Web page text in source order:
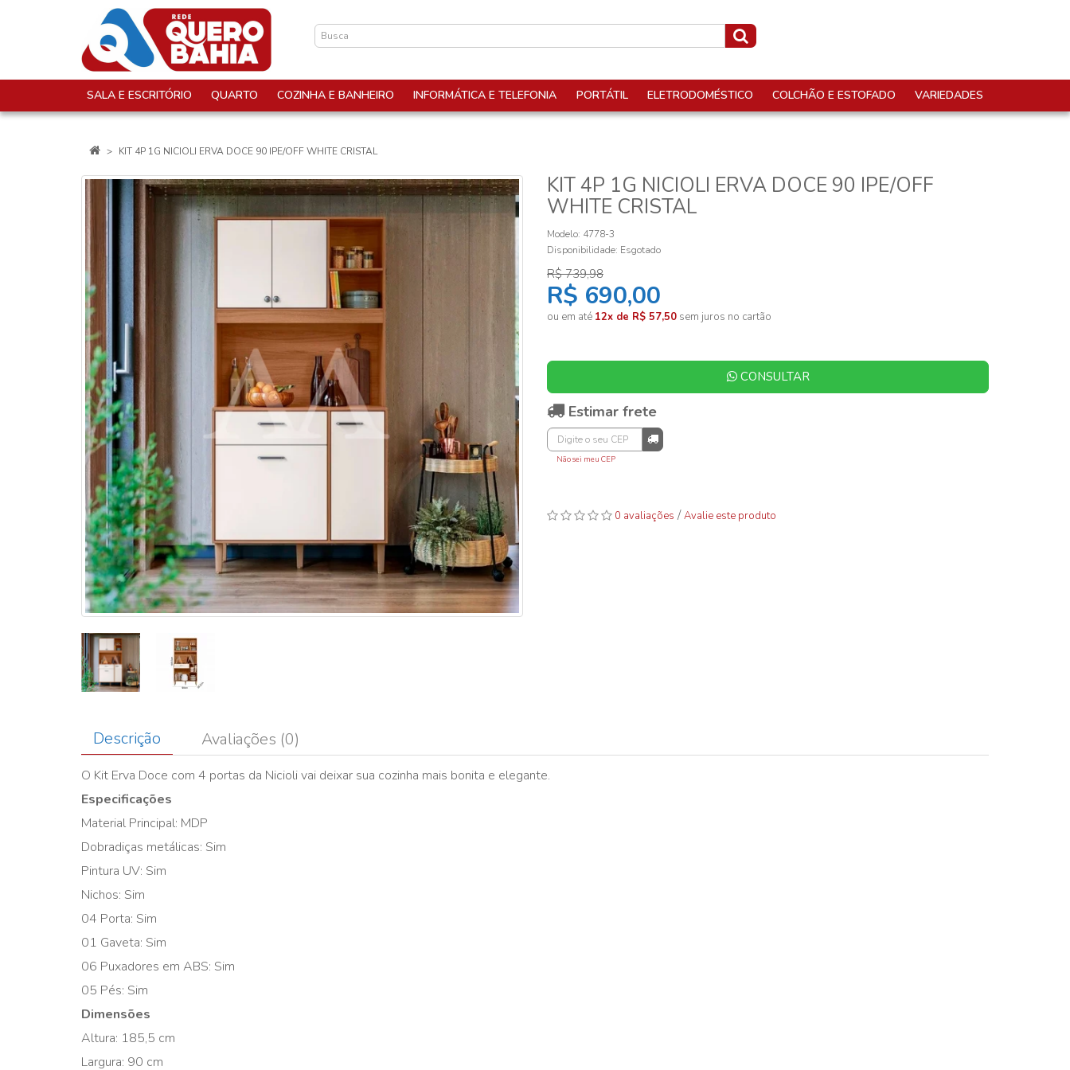
SALA E ESCRITÓRIO QUARTO COZINHA E BANHEIRO INFORMÁTICA E TELEFONIA PORTÁTIL ELETRODOMÉSTICO COLCHÃO E ESTOFADO VARIEDADES
KIT 4P 1G NICIOLI ERVA DOCE 90 IPE/OFF WHITE CRISTAL
KIT 4P 1G NICIOLI ERVA DOCE 90 IPE/OFF
WHITE CRISTAL
Modelo: 4778-3
Disponibilidade: Esgotado
R$ 739,98
R$ 690,00
ou em até 12x de R$ 57,50 sem juros no cartão
CONSULTAR
Estimar frete
Não sei meu CEP
0 avaliações /Avalie este produto
Descrição Avaliações (0)
O Kit Erva Doce com 4 portas da Nicioli vai deixar sua cozinha mais bonita e elegante.
Especificações
Material Principal: MDP
Dobradiças metálicas: Sim
Pintura UV: Sim
Nichos: Sim
04 Porta: Sim
01 Gaveta: Sim
06 Puxadores em ABS: Sim
05 Pés: Sim
Dimensões
Altura: 185,5 cm
Largura: 90 cm